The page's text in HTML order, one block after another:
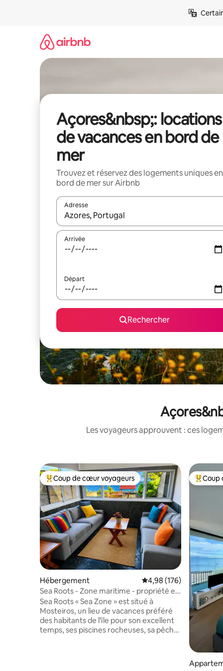
Açores&nbsp;: locations
de vacances en bord de
mer
Trouvez et réservez des logements uniques en
bord de mer sur Airbnb
Adresse
Lorsque les résultats s'affichent, utilisez les
Arrivée
Départ
Rechercher
Les voyageurs approuvent : ces
Coups de cœur voyageurs les plus appréciés
Coup de cœur voyageurs
Hébergement Évaluation moyenne
4,98 (176)
Sea Roots - Zone maritime - propriété en
bord de mer
Sea Roots « Sea Zone » est situé à
Mosteiros, un lieu de vacances préféré
des habitants de l'île pour son excellent
temps, ses piscines rocheuses, sa pêche,
Coups
Coup